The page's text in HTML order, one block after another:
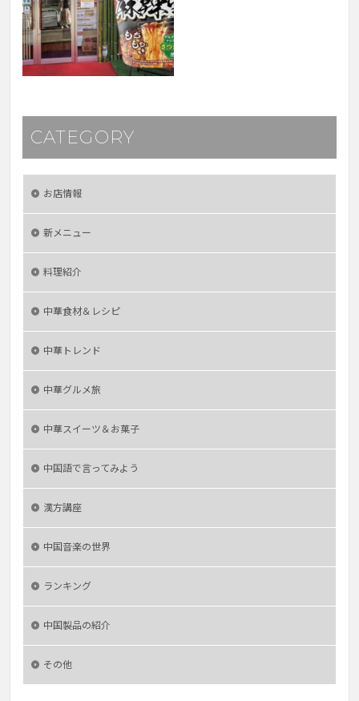
CATEGORY
お店情報
新メニュー
料理紹介
中華食材＆レシピ
中華トレンド
中華グルメ旅
中華スイーツ＆お菓子
中国語で言ってみよう
漢方講座
中国音楽の世界
ランキング
中国製品の紹介
その他